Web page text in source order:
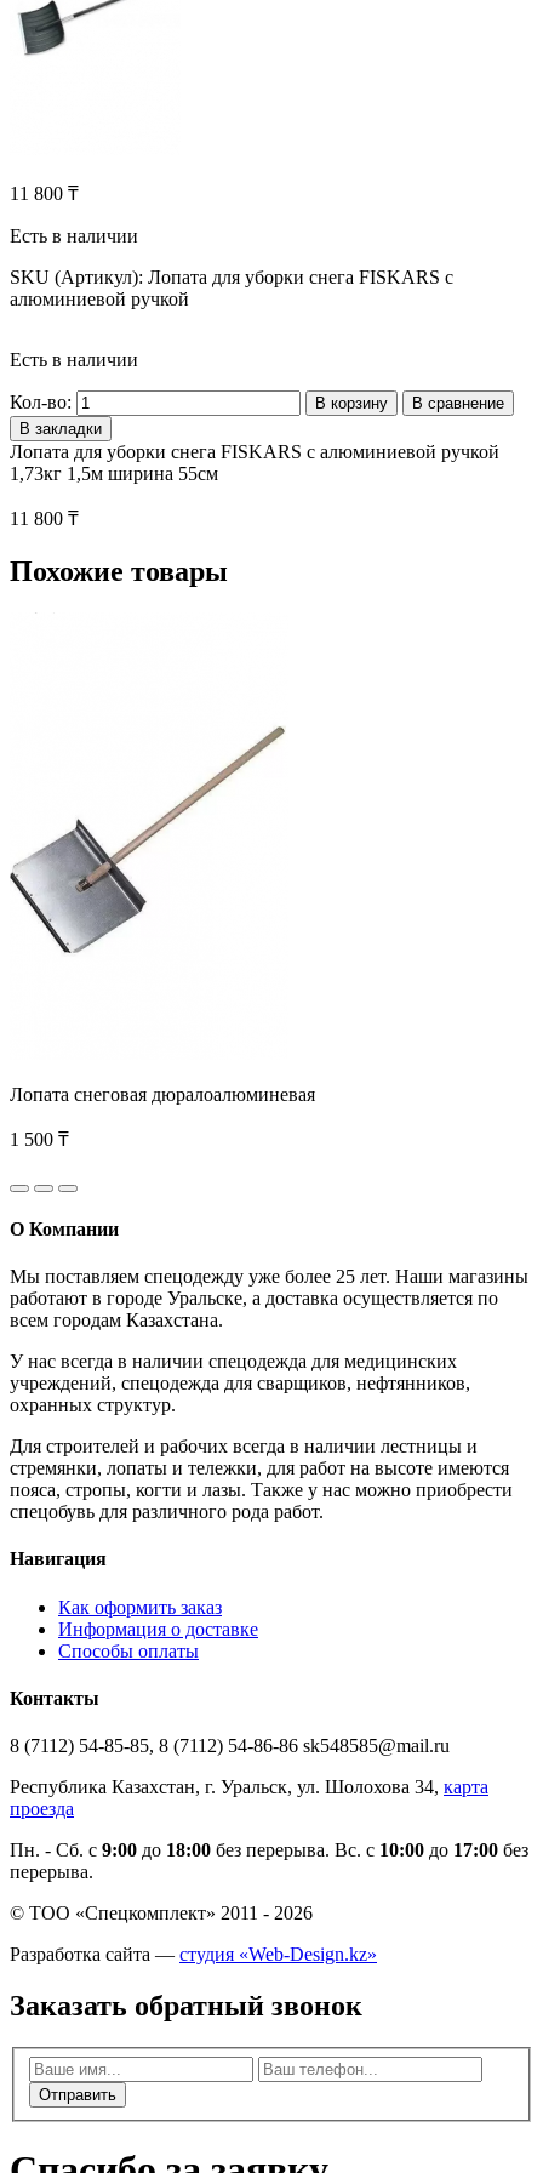
11 800 ₸
Есть в наличии
SKU (Артикул): Лопата для уборки снега FISKARS c
алюминиевой ручкой
Есть в наличии
Кол-во: В корзину
В сравнение
В закладки
Лопата для уборки снега FISKARS c алюминиевой ручкой
1,73кг 1,5м ширина 55см
11 800 ₸
Похожие товары
Лопата снеговая дюралоалюминевая
1 500 ₸
О Компании
Мы поставляем спецодежду уже более 25 лет. Наши магазины
работают в городе Уральске, а доставка осуществляется по
всем городам Казахстана.
У нас всегда в наличии спецодежда для медицинских
учреждений, спецодежда для сварщиков, нефтянников,
охранных структур.
Для строителей и рабочих всегда в наличии лестницы и
стремянки, лопаты и тележки, для работ на высоте имеются
пояса, стропы, когти и лазы. Также у нас можно приобрести
спецобувь для различного рода работ.
Навигация
Как оформить заказ
Информация о доставке
Способы оплаты
Контакты
8 (7112) 54-85-85, 8 (7112) 54-86-86 sk548585@mail.ru
Республика Казахстан, г. Уральск, ул. Шолохова 34, карта
проезда
Пн. - Cб. с 9:00 до 18:00 без перерыва. Вс. с 10:00 до 17:00 без
перерыва.
© ТОО «Спецкомплект» 2011 - 2026
Разработка сайта — студия «Web-Design.kz»
Заказать обратный звонок
Отправить